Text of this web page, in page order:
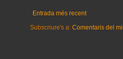
Entrada més recent
Subscriure's a: Comentaris del